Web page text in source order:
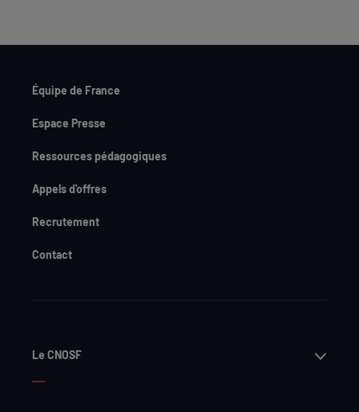
Équipe de France
Espace Presse
Ressources pédagogiques
Appels d'offres
Recrutement
Contact
Le CNOSF